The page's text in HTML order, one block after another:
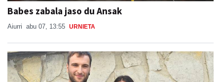
Babes zabala jaso du Ansak
Aiurri abu 07, 13:55 URNIETA